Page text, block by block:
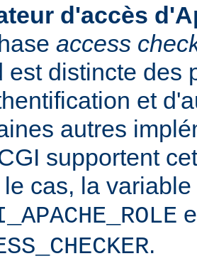
d'accès
access
est distincte des
et
autres
supportent
le cas, la variable
.